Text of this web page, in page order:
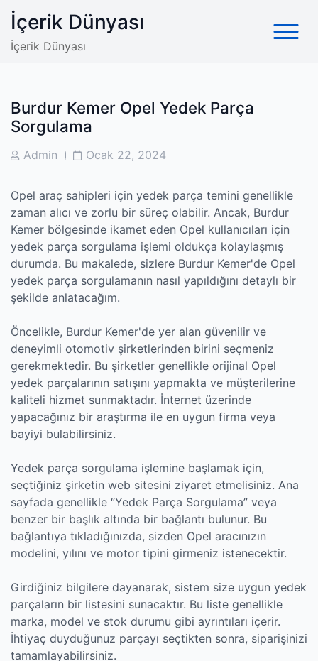
Skip
content
İçerik Dünyası
İçerik Dünyası
Burdur Kemer Opel Yedek Parça
Sorgulama
PostAdmin
PostOcak 22, 2024
Opel araç sahipleri için yedek parça temini genellikle
zaman alıcı ve zorlu bir süreç olabilir. Ancak, Burdur
Kemer bölgesinde ikamet eden Opel kullanıcıları için
yedek parça sorgulama işlemi oldukça kolaylaşmış
durumda. Bu makalede, sizlere Burdur Kemer'de Opel
yedek parça sorgulamanın nasıl yapıldığını detaylı bir
şekilde anlatacağım.
Öncelikle, Burdur Kemer'de yer alan güvenilir ve
deneyimli otomotiv şirketlerinden birini seçmeniz
gerekmektedir. Bu şirketler genellikle orijinal Opel
yedek parçalarının satışını yapmakta ve müşterilerine
kaliteli hizmet sunmaktadır. İnternet üzerinde
yapacağınız bir araştırma ile en uygun firma veya
bayiyi bulabilirsiniz.
Yedek parça sorgulama işlemine başlamak için,
seçtiğiniz şirketin web sitesini ziyaret etmelisiniz. Ana
sayfada genellikle “Yedek Parça Sorgulama” veya
benzer bir başlık altında bir bağlantı bulunur. Bu
bağlantıya tıkladığınızda, sizden Opel aracınızın
modelini, yılını ve motor tipini girmeniz istenecektir.
Girdiğiniz bilgilere dayanarak, sistem size uygun yedek
parçaların bir listesini sunacaktır. Bu liste genellikle
marka, model ve stok durumu gibi ayrıntıları içerir.
İhtiyaç duyduğunuz parçayı seçtikten sonra, siparişinizi
tamamlayabilirsiniz.